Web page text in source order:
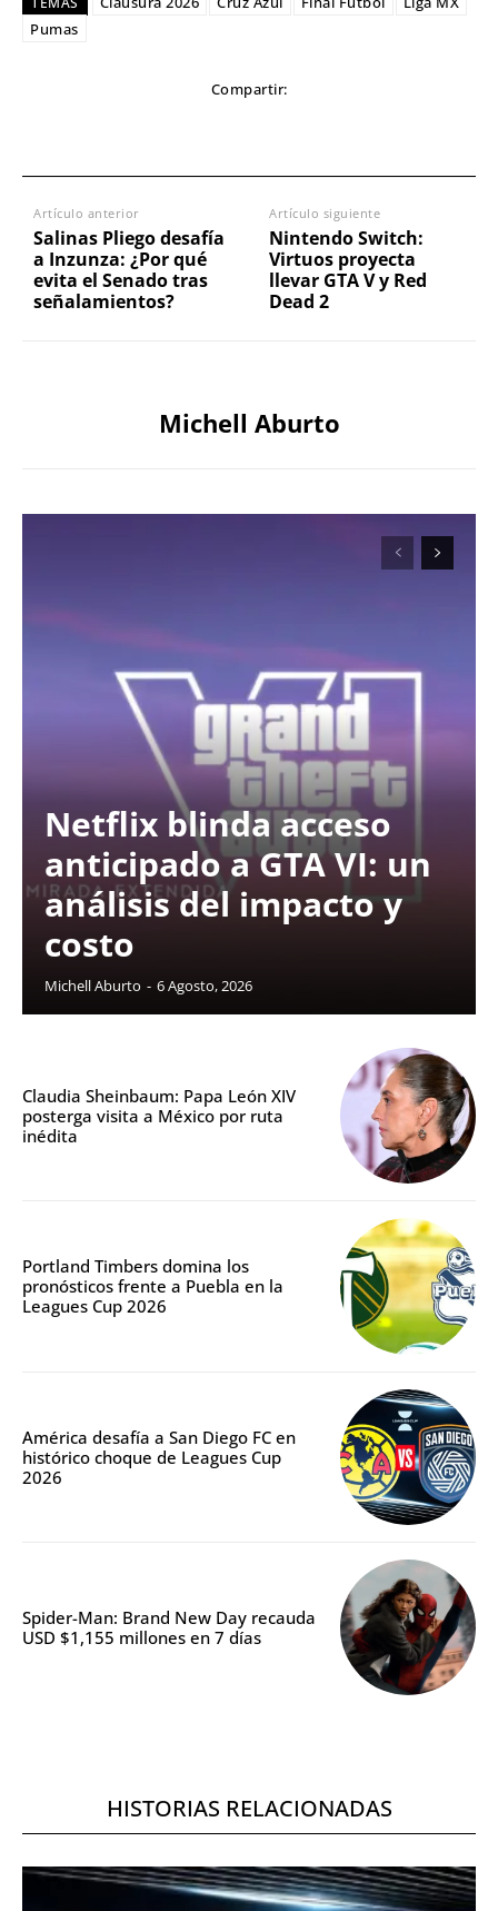
Pumas
Compartir:
Artículo anterior
Salinas Pliego desafía
a Inzunza: ¿Por qué
evita el Senado tras
señalamientos?
Artículo siguiente
Nintendo Switch:
Virtuos proyecta
llevar GTA V y Red
Dead 2
Michell Aburto
Netflix blinda acceso
anticipado a GTA VI: un
análisis del impacto y
costo
Michell Aburto - 6 Agosto, 2026
Claudia Sheinbaum: Papa León XIV
posterga visita a México por ruta
inédita
Portland Timbers domina los
pronósticos frente a Puebla en la
Leagues Cup 2026
América desafía a San Diego FC en
histórico choque de Leagues Cup
2026
Spider-Man: Brand New Day recauda
USD $1,155 millones en 7 días
HISTORIAS RELACIONADAS